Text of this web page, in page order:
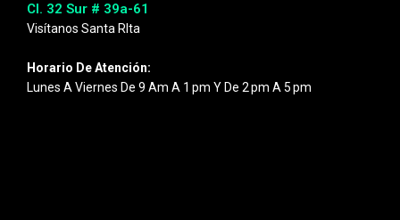
Cl. 32 Sur # 39a-61
Visítanos Santa RIta
Horario De Atención:
Lunes A Viernes De 9 Am A 1 Pm Y De 2 Pm A 5 Pm